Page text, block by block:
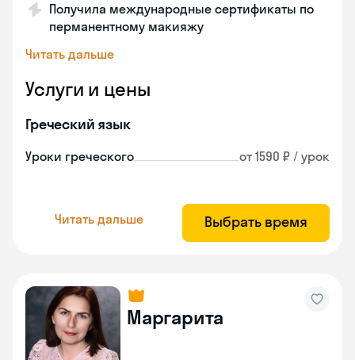
Получила международные сертификаты по
перманентному макияжу
Читать дальше
Услуги и цены
Греческий язык
Уроки греческого от 1590 ₽ / урок
Читать дальше Выбрать время
Маргарита